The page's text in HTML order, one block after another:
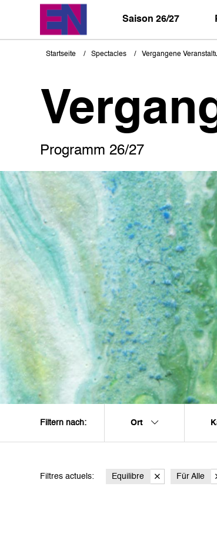
Saison 26/27
Pfadnavigation
Startseite Spectacles Vergangene
Programm 26/27
Filtern nach: Ort
Filtres actuels: Equilibre Für Alle